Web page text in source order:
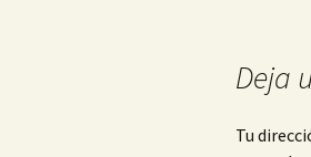
de
Deja
Tu